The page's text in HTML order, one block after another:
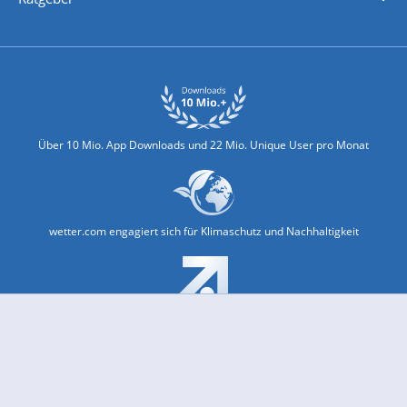
Über 10 Mio. App Downloads und 22 Mio. Unique User pro Monat
wetter.com engagiert sich für Klimaschutz und Nachhaltigkeit